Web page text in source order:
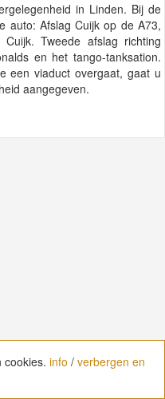
in Linden. Bij de
auto: Afslag Cuijk op de A73,
Tweede afslag richting
en het tango-tanksation.
een viaduct overgaat, gaat u
aangegeven.
cookies. info / verbergen en
cookies. info / verbergen en